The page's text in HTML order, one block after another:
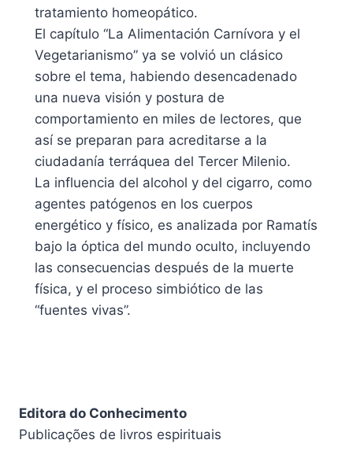
tratamiento homeopático.
El capítulo “La Alimentación Carnívora y el
Vegetarianismo” ya se volvió un clásico
sobre el tema, habiendo desencadenado
una nueva visión y postura de
comportamiento en miles de lectores, que
así se preparan para acreditarse a la
ciudadanía terráquea del Tercer Milenio.
La influencia del alcohol y del cigarro, como
agentes patógenos en los cuerpos
energético y físico, es analizada por Ramatís
bajo la óptica del mundo oculto, incluyendo
las consecuencias después de la muerte
física, y el proceso simbiótico de las
“fuentes vivas”.
Editora do Conhecimento
Publicações de livros espirituais